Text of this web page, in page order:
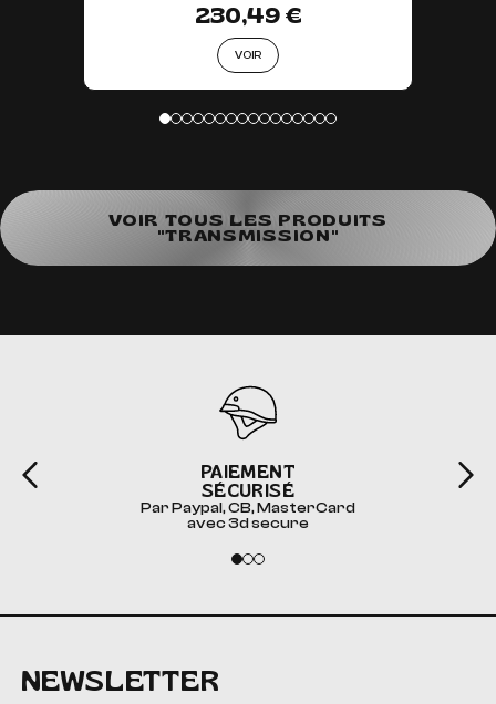
230,49 €
VOIR
VOIR TOUS LES PRODUITS
"TRANSMISSION"
PAIEMENT
SÉCURISÉ
Par Paypal, CB, MasterCard
avec 3d secure
NEWSLETTER